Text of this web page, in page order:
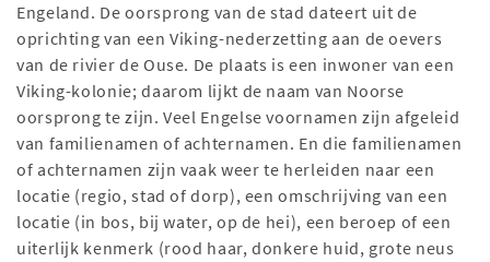
Engeland. De oorsprong van de stad dateert uit de
oprichting van een Viking-nederzetting aan de oevers
van de rivier de Ouse. De plaats is een inwoner van een
Viking-kolonie; daarom lijkt de naam van Noorse
oorsprong te zijn. Veel Engelse voornamen zijn afgeleid
van familienamen of achternamen. En die familienamen
of achternamen zijn vaak weer te herleiden naar een
locatie (regio, stad of dorp), een omschrijving van een
locatie (in bos, bij water, op de hei), een beroep of een
uiterlijk kenmerk (rood haar, donkere huid, grote neus